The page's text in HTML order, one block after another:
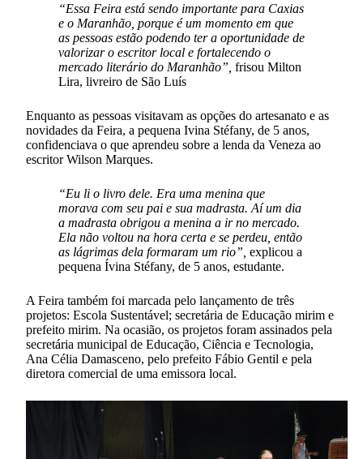
“Essa Feira está sendo importante para Caxias
e o Maranhão, porque é um momento em que
as pessoas estão podendo ter a oportunidade de
valorizar o escritor local e fortalecendo o
mercado literário do Maranhão”, frisou Milton
Lira, livreiro de São Luís
Enquanto as pessoas visitavam as opções do artesanato e as
novidades da Feira, a pequena Ivina Stéfany, de 5 anos,
confidenciava o que aprendeu sobre a lenda da Veneza ao
escritor Wilson Marques.
“Eu li o livro dele. Era uma menina que
morava com seu pai e sua madrasta. Aí um dia
a madrasta obrigou a menina a ir no mercado.
Ela não voltou na hora certa e se perdeu, então
as lágrimas dela formaram um rio”, explicou a
pequena Ívina Stéfany, de 5 anos, estudante.
A Feira também foi marcada pelo lançamento de três
projetos: Escola Sustentável; secretária de Educação mirim e
prefeito mirim. Na ocasião, os projetos foram assinados pela
secretária municipal de Educação, Ciência e Tecnologia,
Ana Célia Damasceno, pelo prefeito Fábio Gentil e pela
diretora comercial de uma emissora local.